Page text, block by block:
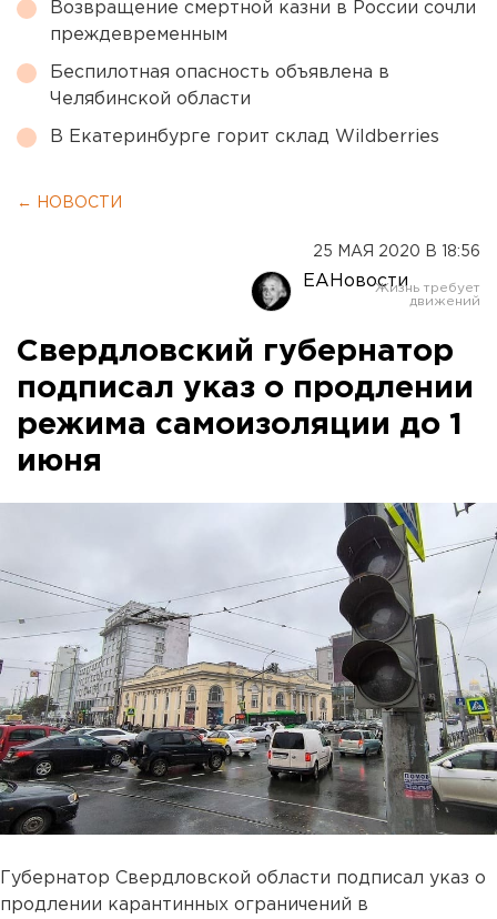
Возвращение смертной казни в России сочли
преждевременным
Беспилотная опасность объявлена в
Челябинской области
В Екатеринбурге горит склад Wildberries
← НОВОСТИ
25 МАЯ 2020 В 18:56
ЕАНовости
Свердловский губернатор
подписал указ о продлении
режима самоизоляции до 1
июня
Губернатор Свердловской области подписал указ о
продлении карантинных ограничений в